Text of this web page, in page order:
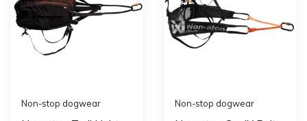
Non-stop dogwear Non-stop dogwear